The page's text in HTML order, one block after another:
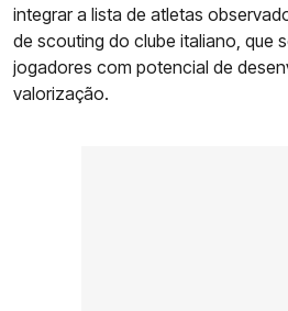
integrar a lista de atletas
de scouting do clube italiano, que
jogadores com potencial de
valorização.